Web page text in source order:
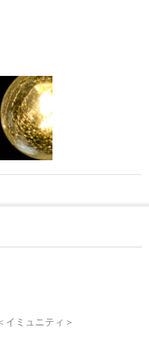
イミュニティ＞